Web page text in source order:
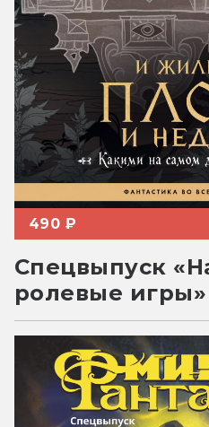
490 ₽
Спецвыпуск
ролевые игры»